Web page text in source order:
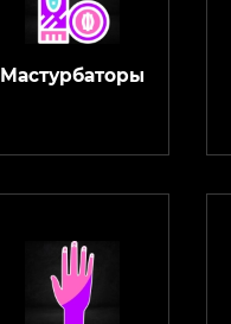
Мастурбаторы